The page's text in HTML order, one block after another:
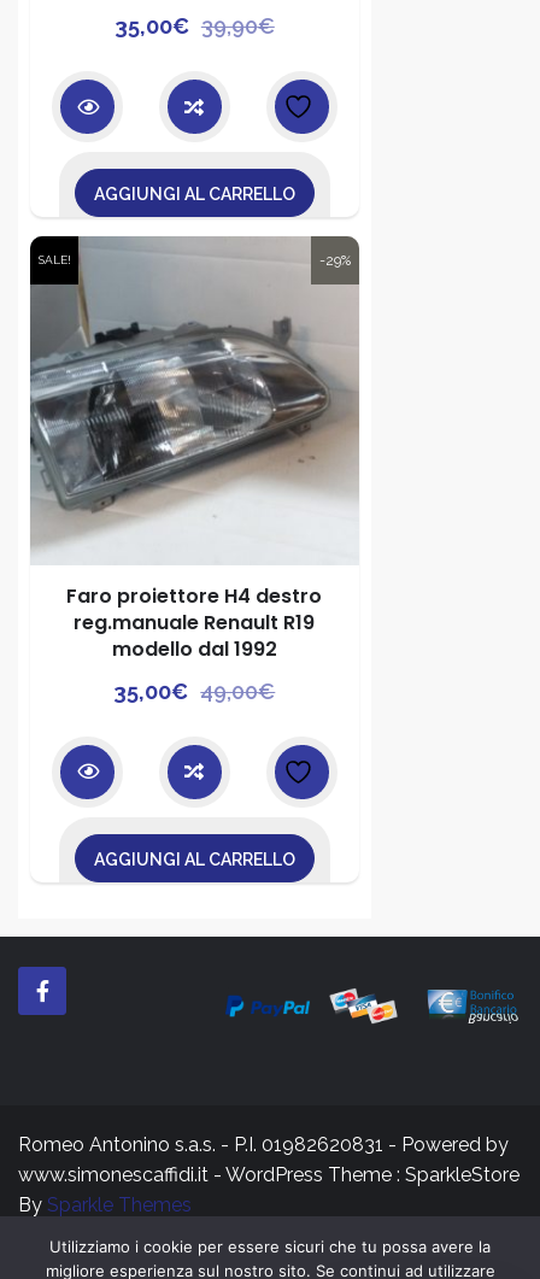
39,90€Il
originale
era:
35,00€
Il
attuale
è:
AGGIUNGI AL CARRELLO
-29%
SALE!
Faro proiettore H4 destro
reg.manuale Renault R19
modello dal 1992
49,00€Il
originale
era:
35,00€
Il
attuale
è:
AGGIUNGI AL CARRELLO
Romeo Antonino s.a.s. - P.I. 01982620831 - Powered by
www.simonescaffidi.it - WordPress Theme : SparkleStore
By Sparkle Themes
Utilizziamo i cookie per essere sicuri che tu possa avere la
migliore esperienza sul nostro sito. Se continui ad utilizzare